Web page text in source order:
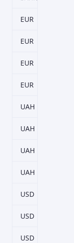
EUR
EUR
EUR
EUR
UAH
UAH
UAH
UAH
USD
USD
USD